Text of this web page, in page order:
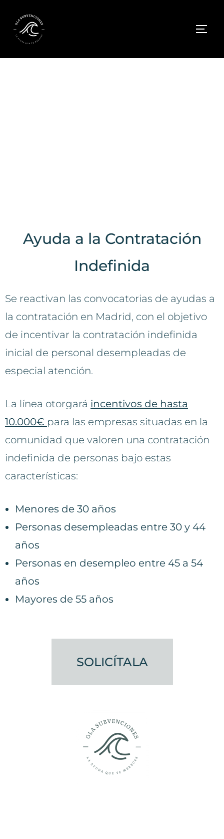
Ayuda a la Contratación
Indefinida
Se reactivan las convocatorias de ayudas a
la contratación en Madrid, con el objetivo
de incentivar la contratación indefinida
inicial de personal desempleadas de
especial atención.
La línea otorgará incentivos de hasta
10.000€ para las empresas situadas en la
comunidad que valoren una contratación
indefinida de personas bajo estas
características:
Menores de 30 años
Personas desempleadas entre 30 y 44
años
Personas en desempleo entre 45 a 54
años
Mayores de 55 años
SOLICÍTALA